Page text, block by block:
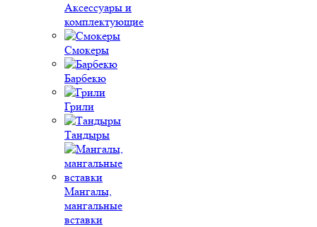
Аксессуары и
комплектующие
Смокеры
Барбекю
Грили
Тандыры
Мангалы,
мангальные
вставки